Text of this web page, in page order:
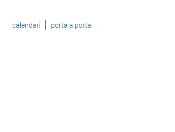
calendari porta a porta